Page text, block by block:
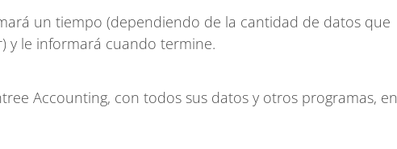
un tiempo (dependiendo de la cantidad de datos que
y le informará cuando termine.
Accounting, con todos sus datos y otros programas, en